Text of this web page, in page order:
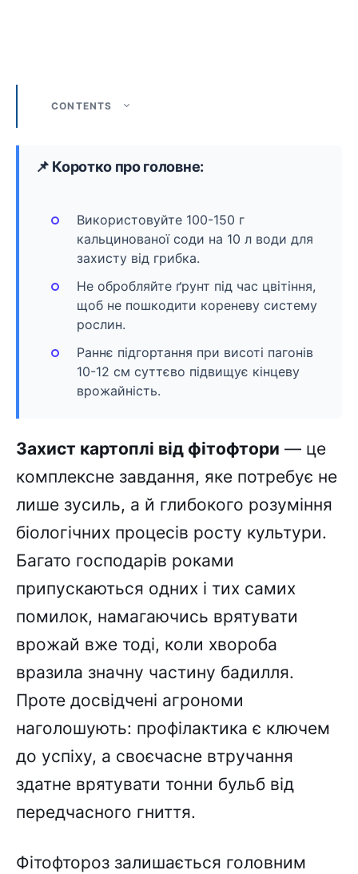
CONTENTS
📌 Коротко про головне:
Використовуйте 100-150 г
кальцинованої соди на 10 л води для
захисту від грибка.
Не обробляйте ґрунт під час цвітіння,
щоб не пошкодити кореневу систему
рослин.
Раннє підгортання при висоті пагонів
10-12 см суттєво підвищує кінцеву
врожайність.
Захист картоплі від фітофтори — це
комплексне завдання, яке потребує не
лише зусиль, а й глибокого розуміння
біологічних процесів росту культури.
Багато господарів роками
припускаються одних і тих самих
помилок, намагаючись врятувати
врожай вже тоді, коли хвороба
вразила значну частину бадилля.
Проте досвідчені агрономи
наголошують: профілактика є ключем
до успіху, а своєчасне втручання
здатне врятувати тонни бульб від
передчасного гниття.
Фітофтороз залишається головним